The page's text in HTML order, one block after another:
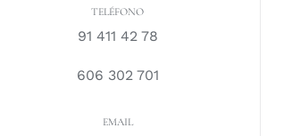
TELÉFONO
91 411 42 78
606 302 701
EMAIL